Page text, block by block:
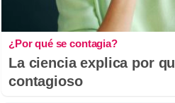
¿Por qué se contagia?
La ciencia explica por
contagioso